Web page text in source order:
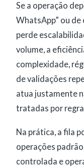
Se a operação
WhatsApp” ou
perde
volume, a
complexidade,
de validações
atua justamente
tratadas por
Na prática, a fila
operações
controlada e